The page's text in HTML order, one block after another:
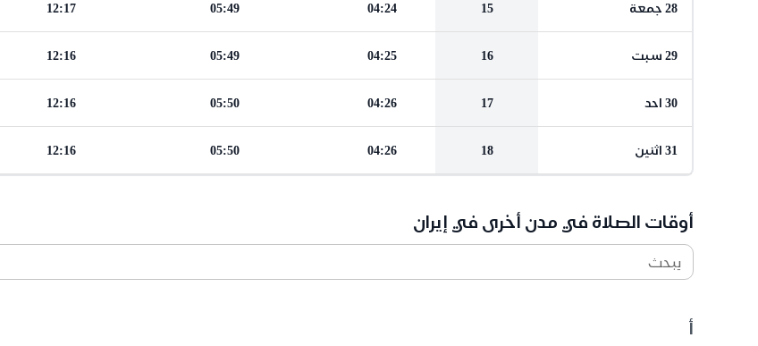
28 جمعة 15
04:24
05:49
12:17
29 سبت 16
04:25
05:49
12:16
30 احد 17
04:26
05:50
12:16
31 اثنين 18
04:26
05:50
12:16
أوقات الصلاة في مدن أخرى في إيران
يبحث
أ